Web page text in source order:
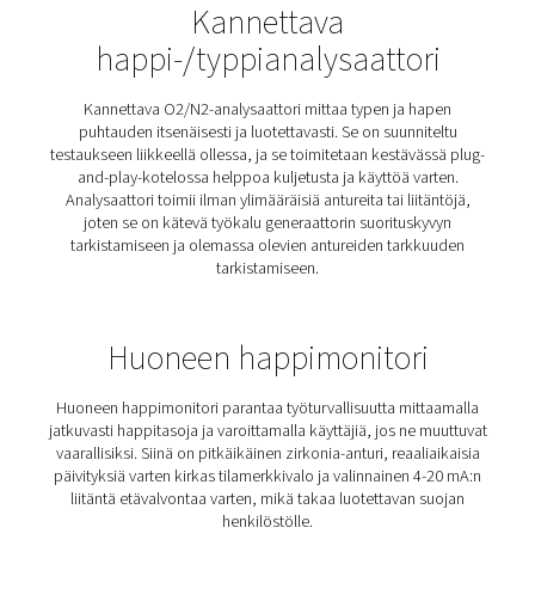
suorituskykyä ja alan standardien noudattamista. Lue
kaasuanalyysiratkaisuistamme alta.
Inline-
Sisäänrakennettu happianalysaattori valvoo
päällä käytettävistä generaattoreista saatavassa
käyttämällä PPM-tekniikkaa, joka takaa korkean
(99,9%–99.999%) ja PCT-tekniikkaa, joka takaa
tuotannon.
Kannettava
happi-/